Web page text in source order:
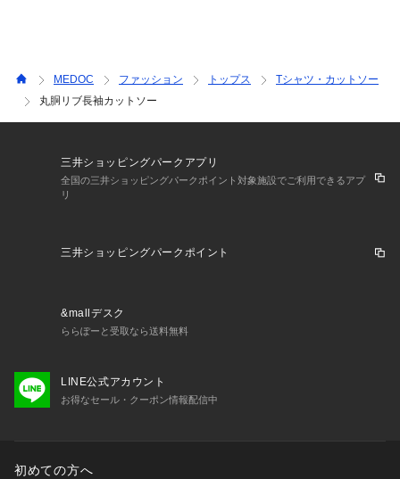
MEDOC ファッション トップス
Tシャツ・カットソー
丸胴リブ長袖カットソー
三井ショッピングパークアプリ
全国の三井ショッピングパークポイント対象施設でご利用できるアプ
リ
三井ショッピングパークポイント
&mallデスク
ららぽーと受取なら送料無料
LINE公式アカウント
お得なセール・クーポン情報配信中
初めての方へ